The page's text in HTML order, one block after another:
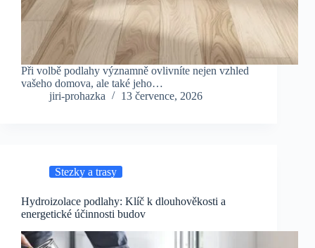
Při volbě podlahy významně ovlivníte nejen vzhled
vašeho domova, ale také jeho…
jiri-prohazka
13 července, 2026
Stezky a trasy
Hydroizolace podlahy: Klíč k dlouhověkosti a
energetické účinnosti budov